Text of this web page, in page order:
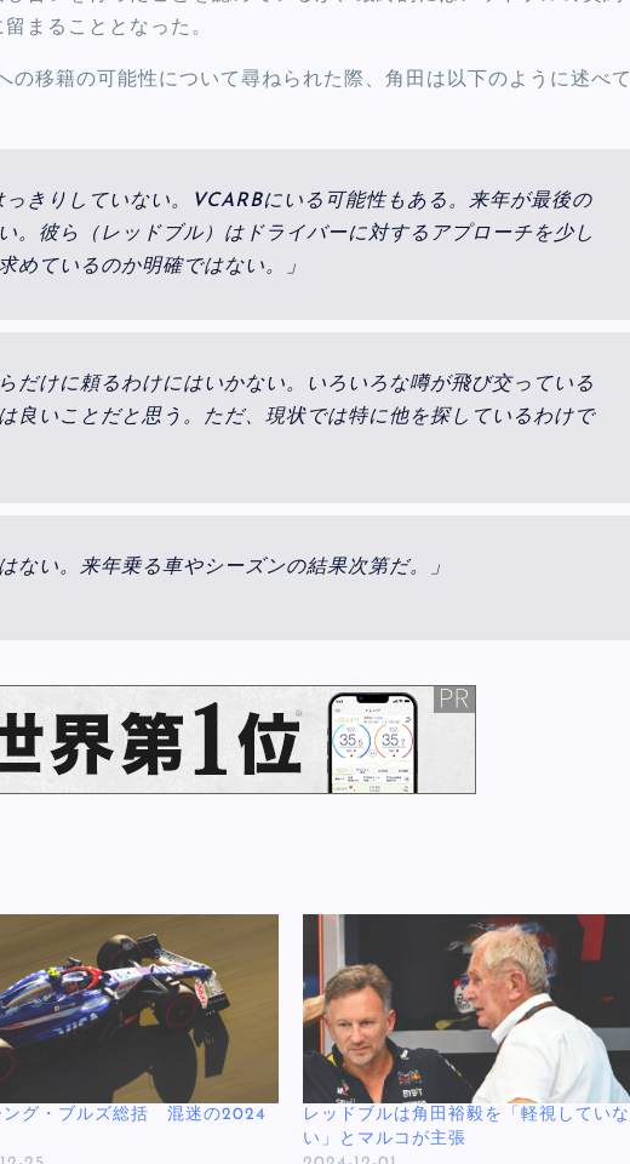
まることとなった。
移籍の可能性について尋ねられた際、角田は以下のように述べて
きりしていない。VCARBにいる可能性もある。来年が最後の
。彼ら（レッドブル）はドライバーに対するアプローチを少し
めているのか明確ではない。」
だけに頼るわけにはいかない。いろいろな噂が飛び交っている
良いことだと思う。ただ、現状では特に他を探しているわけで
ない。来年乗る車やシーズンの結果次第だ。」
ング・ブルズ総括 混迷の2024
レッドブルは角田裕毅を「軽視していな
い」とマルコが主張